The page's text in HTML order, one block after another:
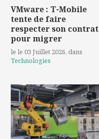
VMware : T-Mobile
tente de faire
respecter son contrat
pour migrer
le le 03 Juillet 2026, dans
Technologies